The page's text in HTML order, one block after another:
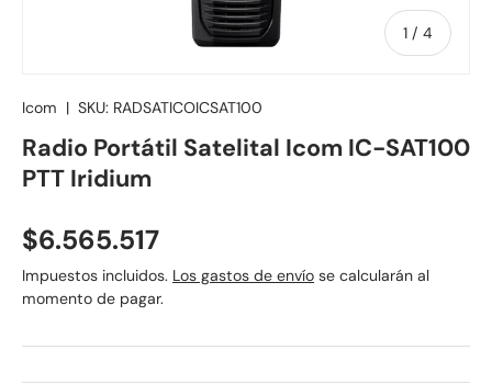
1 / de
4
Icom | SKU: RADSATICOICSAT100
Radio Portátil Satelital Icom IC-SAT100
PTT Iridium
Precio normal
$6.565.517
Impuestos incluidos. Los gastos de envío se calcularán al
momento de pagar.